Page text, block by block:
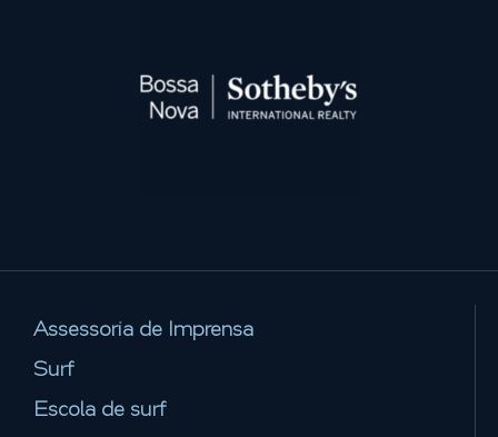
Assessoria de Imprensa
Surf
Escola de surf